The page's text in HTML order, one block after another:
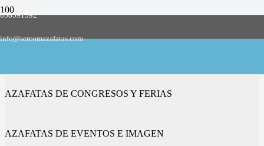
658591592
info@sercomazafatas.com
AZAFATAS DE CONGRESOS Y FERIAS
AZAFATAS DE EVENTOS E IMAGEN